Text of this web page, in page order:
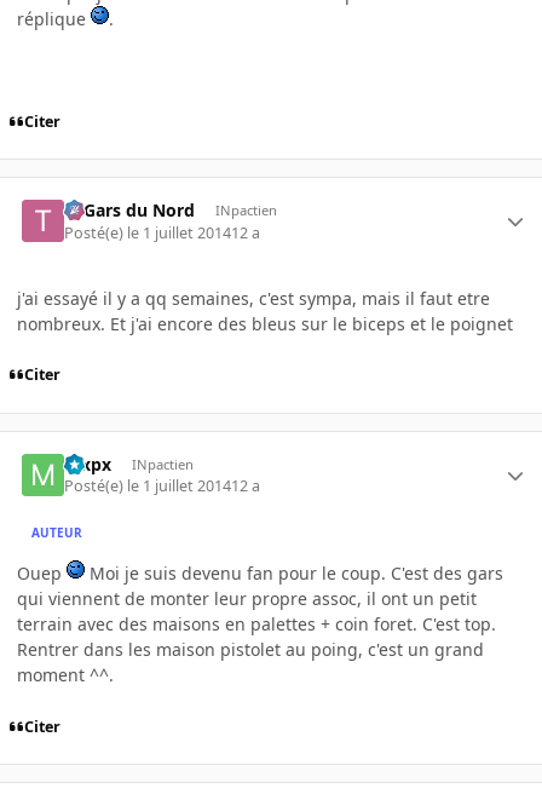
réplique
.
Citer
Ti Gars du Nord INpactien
Posté(e) le 1 juillet 201412 a
j'ai essayé il y a qq semaines, c'est sympa, mais il faut etre
nombreux. Et j'ai encore des bleus sur le biceps et le poignet
Citer
mxpx INpactien
Posté(e) le 1 juillet 201412 a
AUTEUR
Ouep
Moi je suis devenu fan pour le coup. C'est des gars
qui viennent de monter leur propre assoc, il ont un petit
terrain avec des maisons en palettes + coin foret. C'est top.
Rentrer dans les maison pistolet au poing, c'est un grand
moment ^^.
Citer